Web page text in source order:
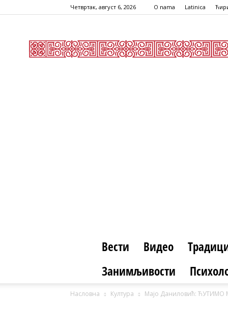
Четвртак, август 6, 2026 O nama Latinica
Вести Видео
Занимљивости
Насловна Култура Мајо Даниловић: ЋУТИМО